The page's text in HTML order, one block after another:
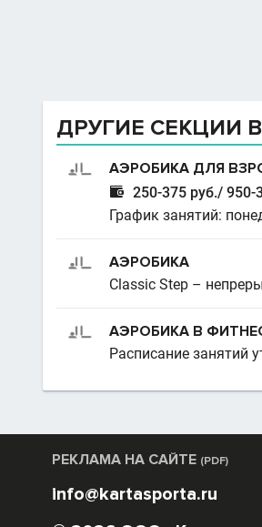
ДРУГИЕ СЕКЦИИ
АЭРОБИКА ДЛЯ

250-375 руб./ 950-
График занятий:
АЭРОБИКА
Classic Step –
АЭРОБИКА В
Расписание занятий
РЕКЛАМА НА САЙТЕ (PDF)
info@kartasporta.ru